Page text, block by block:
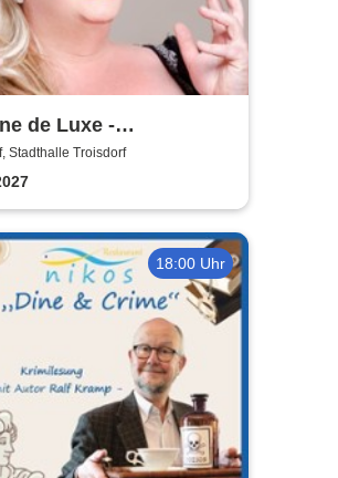
de Luxe -
Stadthalle Troisdorf
18:00 Uhr